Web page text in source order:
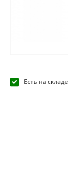
Есть на складе